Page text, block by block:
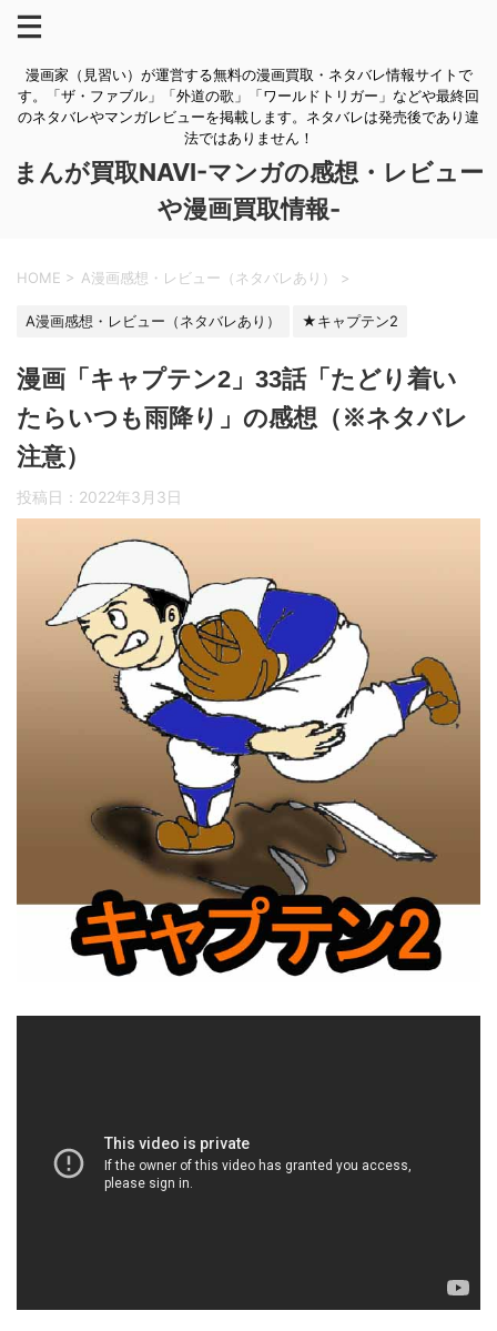
漫画家（見習い）が運営する無料の漫画買取・ネタバレ情報サイトで
す。「ザ・ファブル」「外道の歌」「ワールドトリガー」などや最終回
のネタバレやマンガレビューを掲載します。ネタバレは発売後であり違
法ではありません！
まんが買取NAVI-マンガの感想・レビュー
や漫画買取情報-
HOME > A漫画感想・レビュー（ネタバレあり） >
A漫画感想・レビュー（ネタバレあり） ★キャプテン2
漫画「キャプテン2」33話「たどり着い
たらいつも雨降り」の感想（※ネタバレ
注意）
投稿日： 2022年3月3日